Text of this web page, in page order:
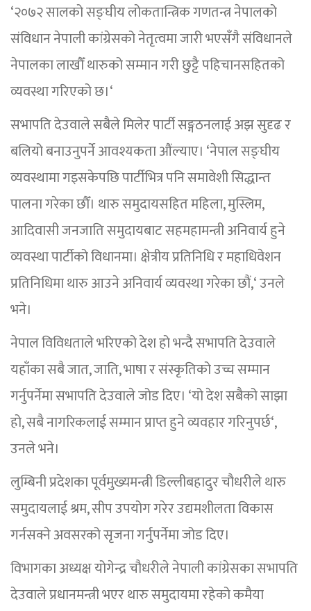
‘२०७२ सालको सङ्घीय लोकतान्त्रिक गणतन्त्र नेपालको
संविधान नेपाली कांग्रेसको नेतृत्वमा जारी भएसँगै संविधानले
नेपालका लाखौँ थारुको सम्मान गरी छुट्टै पहिचानसहितको
व्यवस्था गरिएको छ।‘
सभापति देउवाले सबैले मिलेर पार्टी सङ्गठनलाई अझ सुदृढ र
बलियो बनाउनुपर्ने आवश्यकता औंल्याए। ‘नेपाल सङ्घीय
व्यवस्थामा गइसकेपछि पार्टीभित्र पनि समावेशी सिद्धान्त
पालना गरेका छौँ। थारु समुदायसहित महिला, मुस्लिम,
आदिवासी जनजाति समुदायबाट सहमहामन्त्री अनिवार्य हुने
व्यवस्था पार्टीको विधानमा। क्षेत्रीय प्रतिनिधि र महाधिवेशन
प्रतिनिधिमा थारु आउने अनिवार्य व्यवस्था गरेका छौं,‘ उनले
भने।
नेपाल विविधताले भरिएको देश हो भन्दै सभापति देउवाले
यहाँका सबै जात, जाति, भाषा र संस्कृतिको उच्च सम्मान
गर्नुपर्नेमा सभापति देउवाले जोड दिए। ‘यो देश सबैको साझा
हो, सबै नागरिकलाई सम्मान प्राप्त हुने व्यवहार गरिनुपर्छ‘,
उनले भने।
लुम्बिनी प्रदेशका पूर्वमुख्यमन्त्री डिल्लीबहादुर चौधरीले थारु
समुदायलाई श्रम, सीप उपयोग गरेर उद्यमशीलता विकास
गर्नसक्ने अवसरको सृजना गर्नुपर्नेमा जोड दिए।
विभागका अध्यक्ष योगेन्द्र चौधरीले नेपाली कांग्रेसका सभापति
देउवाले प्रधानमन्त्री भएर थारु समुदायमा रहेको कमैया